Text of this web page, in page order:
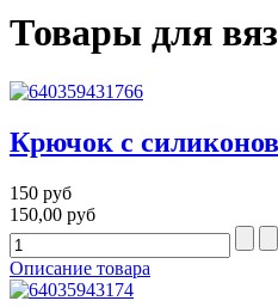
Товары для
Крючок с
150 руб
150,00 руб
Описание товара